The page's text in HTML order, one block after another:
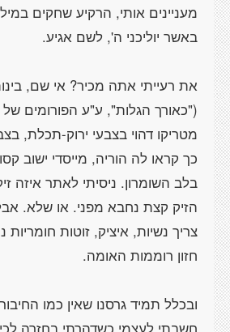
מעניינים אותי, הרקיע שחקים
את רעייתי אתה מכיר? אי שם,
("כאורך הגלות", ע"ע הפורומים של
מטריקו דהוי בצבעי ירוק-תכלת,
כך קראו לה הוריה, מייסדי ישוב
בלב השומרון. ניסיתי לאתר איזה
הזיק קצת נחבא מפני. או שלא.
צריך נשיות, איציק, זוטות
ובכלל תמיד גרסנו שאין כמו
חשבתי לעצמי כשדהרתי בחזרה